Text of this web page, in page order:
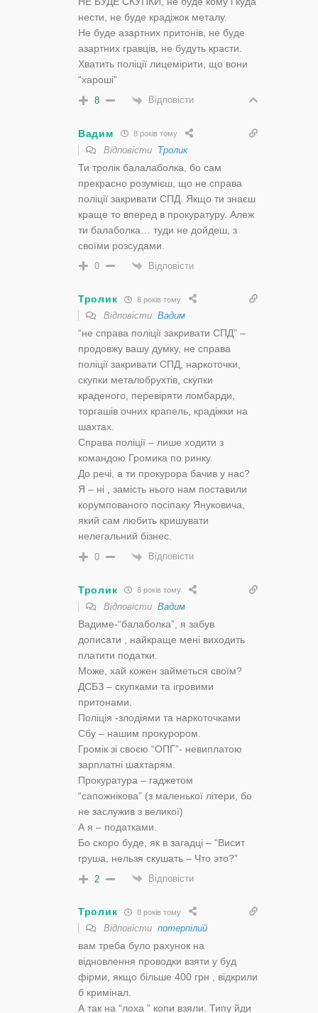
нести, не буде крадіжок металу.
Не буде азартних притонів, не буде
азартних гравців, не будуть красти.
Хватить поліції лицемірити, що вони
“хароші”
8 Відповісти
Вадим 8 років тому
Відповісти Тролик
Ти тролік балалаболка, бо сам
прекрасно розумієш, що не справа
поліції закривати СПД. Якщо ти знаєш
краще то вперед в прокуратуру. Алеж
ти балаболка… туди не дойдеш, з
своїми розсудами.
0 Відповісти
Тролик 8 років тому
Відповісти Вадим
“не справа поліції закривати СПД” –
продовжу вашу думку, не справа
поліції закривати СПД, наркоточки,
скупки металобрухтів, скупки
краденого, перевіряти ломбарди,
торгашів очних крапель, крадіжки на
шахтах.
Справа поліції – лише ходити з
командою Громика по ринку.
До речі, а ти прокурора бачив у нас?
Я – ні , замість нього нам поставили
корумпованого посіпаку Януковича,
який сам любить кришувати
нелегальний бізнес.
0 Відповісти
Тролик 8 років тому
Відповісти Вадим
Вадиме-“балаболка”, я забув
дописати , найкраще мені виходить
платити податки.
Може, хай кожен займеться своїм?
ДСБЗ – скупками та ігровими
притонами.
Поліція -злодіями та наркоточками
Сбу – нашим прокурором.
Громік зі своєю “ОПГ”- невиплатою
зарплатні шахтарям.
Прокуратура – гаджетом
“сапожнікова” (з маленької літери, бо
не заслужив з великої)
А я – податками.
Бо скоро буде, як в загадці – “Висит
груша, нельзя скушать – Что это?”
2 Відповісти
Тролик 8 років тому
Відповісти потерпілий
вам треба було рахунок на
відновлення проводки взяти у буд
фірми, якщо більше 400 грн , відкрили
б кримінал.
А так на “лоха ” копи взяли. Типу йди